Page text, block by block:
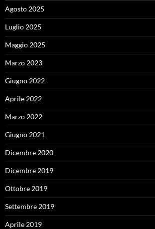
Agosto 2025
Luglio 2025
Maggio 2025
Marzo 2023
Giugno 2022
Aprile 2022
Marzo 2022
Giugno 2021
Dicembre 2020
Dicembre 2019
Ottobre 2019
Settembre 2019
Aprile 2019